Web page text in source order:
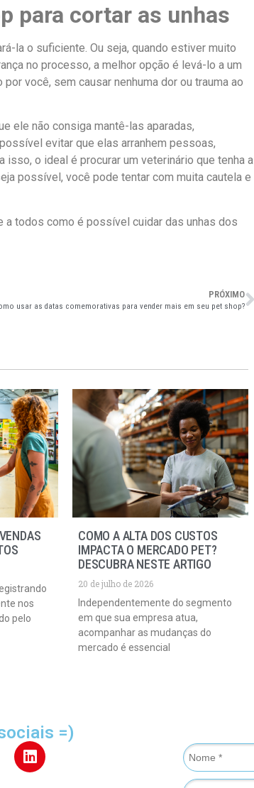
para cortar as unhas
la o suficiente. Ou seja, quando estiver muito
no processo, a melhor opção é levá-lo a um
você, sem causar nenhuma dor ou trauma ao
ele não consiga mantê-las aparadas,
evitar que elas arranhem pessoas,
o ideal é procurar um veterinário que tenha a
possível, você pode tentar com muita cautela e
a todos como é possível cuidar das unhas dos
PRÓXIMO
usar as datas comemorativas para vender mais em seu pet shop?
nos
pelo
COMO A ALTA DOS CUSTOS
IMPACTA O MERCADO PET?
DESCUBRA NESTE ARTIGO
20 de julho de 2026
Independentemente do segmento
em que sua empresa atua,
acompanhar as mudanças do
mercado é essencial
=)